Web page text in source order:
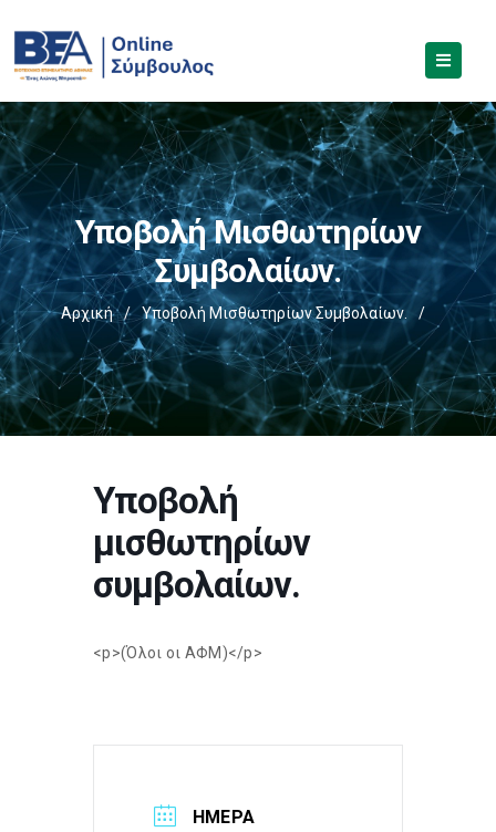
Υποβολή Μισθωτηρίων
Συμβολαίων.
Αρχική / Υποβολή Μισθωτηρίων Συμβολαίων. /
Υποβολή
μισθωτηρίων
συμβολαίων.
<p>(Όλοι οι ΑΦΜ)</p>
ΗΜΈΡΑ